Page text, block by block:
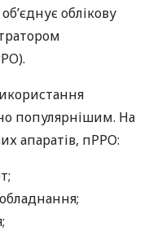
облікову
популярнішим. На
апаратів, пРРО: